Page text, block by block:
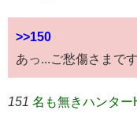
>>150
あっ...ご愁傷さまです
151 名も無きハンター